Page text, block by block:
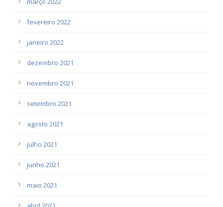
fevereiro 2022
janeiro 2022
dezembro 2021
novembro 2021
setembro 2021
agosto 2021
julho 2021
junho 2021
maio 2021